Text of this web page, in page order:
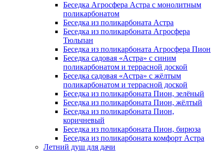
Беседка Агросфера Астра с монолитным
поликарбонатом
Беседка из поликарбоната Астра
Беседка из поликарбоната Агросфера
Тюльпан
Беседка из поликарбоната Агросфера Пион
Беседка садовая «Астра» с синим
поликарбонатом и террасной доской
Беседка садовая «Астра» с жёлтым
поликарбонатом и террасной доской
Беседка из поликарбоната Пион, зелёный
Беседка из поликарбоната Пион, жёлтый
Беседка из поликарбоната Пион,
коричневый
Беседка из поликарбоната Пион, бирюза
Беседка из поликарбоната комфорт Астра
Летний душ для дачи